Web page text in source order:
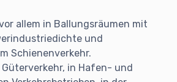
allem in Ballungsräumen mit
und
Schienenverkehr.
in Hafen- und